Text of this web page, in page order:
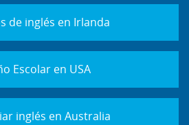
de inglés en Irlanda
Escolar en USA
inglés en Australia